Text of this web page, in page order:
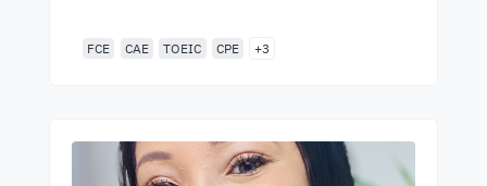
FCE CAE TOEIC CPE +3